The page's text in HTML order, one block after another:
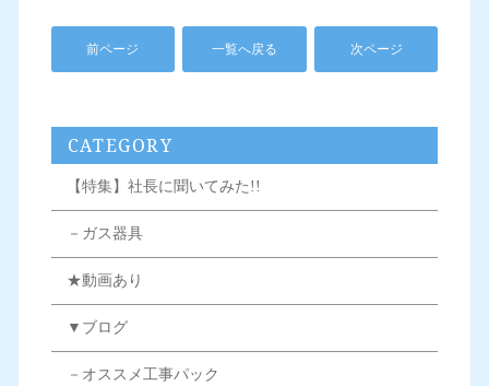
前ページ 一覧へ戻る 次ページ
CATEGORY
【特集】社長に聞いてみた!!
－ガス器具
★動画あり
▼ブログ
－オススメ工事パック